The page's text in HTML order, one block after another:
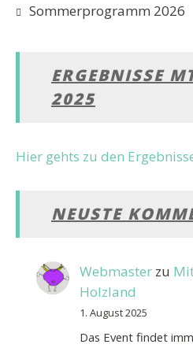
Sommerprogramm 2026
ERGEBNISSE
2025
Hier gehts zu den
NEUSTE
Webmasterzu
Holzland
1. August 2025
Das Event findet